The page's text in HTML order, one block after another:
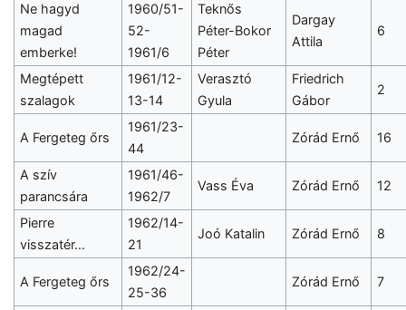
Ne hagyd
magad
emberke!
1960/51-
52-
1961/6
Teknős
Péter-Bokor
Péter
Dargay
Attila
6
Megtépett
szalagok
1961/12-
13-14
Verasztó
Gyula
Friedrich
Gábor
2
A Fergeteg őrs
1961/23-
44
Zórád Ernő 16
A szív
parancsára
1961/46-
1962/7
Vass Éva Zórád Ernő 12
Pierre
visszatér…
1962/14-
21
Joó Katalin Zórád Ernő 8
A Fergeteg őrs
1962/24-
25-36
Zórád Ernő 7